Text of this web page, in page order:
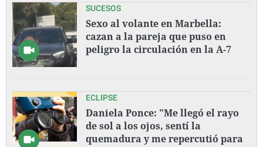
SUCESOS
Sexo al volante en Marbella:
cazan a la pareja que puso en
peligro la circulación en la A-7
ECLIPSE
Daniela Ponce: "Me llegó el rayo
de sol a los ojos, sentí la
quemadura y me repercutió para